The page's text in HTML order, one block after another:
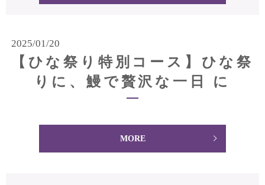
2025/01/20
【ひな祭り特別コース】ひな祭
りに、鰻で贅沢な一日 に
MORE